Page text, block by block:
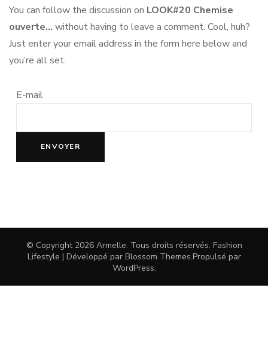
You can follow the discussion on LOOK#20 Chemise
ouverte… without having to leave a comment. Cool, huh?
Just enter your email address in the form here below and
you’re all set.
E-mail
© Copyright 2026 Armelle. Tous droits réservés. Fashion
Lifestyle | Développé par Blossom Themes.Propulsé par
WordPress.